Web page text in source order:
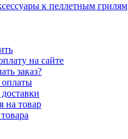
к пеллетным грилям
на сайте
заказ?
оплаты
на товар